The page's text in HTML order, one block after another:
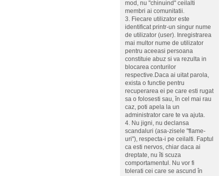
mod, nu "chinuind" ceilalti
membri ai comunitatii.
3. Fiecare utilizator este
identificat printr-un singur nume
de utilizator (user). Inregistrarea
mai multor nume de utilizator
pentru aceeasi persoana
constituie abuz si va rezulta in
blocarea conturilor
respective.Daca ai uitat parola,
exista o functie pentru
recuperarea ei pe care esti rugat
sa o folosesti sau, în cel mai rau
caz, poti apela la un
administrator care te va ajuta.
4. Nu jigni, nu declansa
scandaluri (asa-zisele "flame-
uri"), respecta-i pe ceilalti. Faptul
ca esti nervos, chiar daca ai
dreptate, nu îti scuza
comportamentul. Nu vor fi
tolerati cei care se ascund în